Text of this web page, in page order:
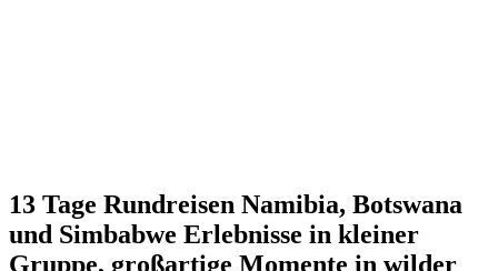
13 Tage Rundreisen Namibia, Botswana
und Simbabwe Erlebnisse in kleiner
Gruppe, großartige Momente in wilder